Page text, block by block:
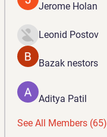
Jerome Holan
Leonid Postov
Bazak nestors
Aditya Patil
See All Members (65)